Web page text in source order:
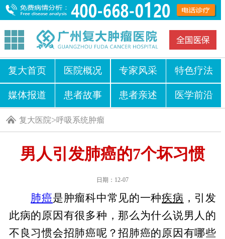
复大首页 医院概况 专家风采 特色疗法
媒体报道 患者故事 患者亲述 医学前沿
复大医院>呼吸系统肿瘤
男人引发肺癌的7个坏习惯
日期：12-07
肺癌是肿瘤科中常见的一种疾病 ，引发
此病的原因有很多种，那么为什么说男人的
不良习惯会招肺癌呢？招肺癌的原因有哪些